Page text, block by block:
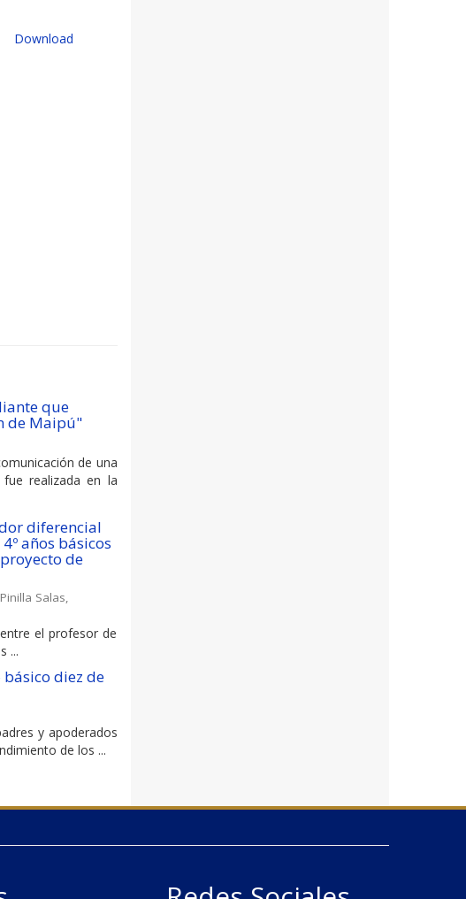
Download
que
de Maipú"
de una
realizada en la
diferencial
años básicos
de
Pinilla Salas,
el profesor de
...
diez de
y apoderados
de los ...